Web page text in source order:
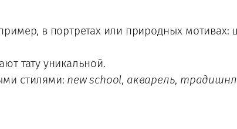
в портретах или природных мотивах:
тату уникальной.
стилями: new school, акварель, традишнл